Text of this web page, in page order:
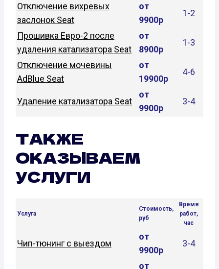
Отключение вихревых
заслонок Seat
от
9900р
1-2
Прошивка Евро-2 после
удаления катализатора Seat
от
8900р
1-3
Отключение мочевины
AdBlue Seat
от
19900р
4-6
Удаление катализатора Seat
от
9900р
3-4
ТАКЖЕ
ОКАЗЫВАЕМ
УСЛУГИ
Услуга
Стоимость,
руб
Время
работ,
час
Чип-тюнинг с выездом
от
9900р
3-4
от